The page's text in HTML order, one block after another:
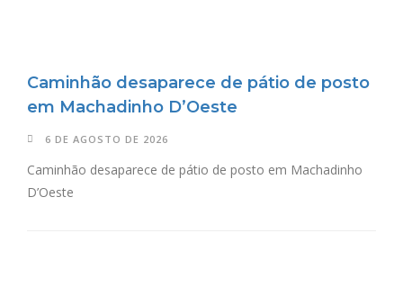
Caminhão desaparece de pátio de posto
em Machadinho D’Oeste
6 DE AGOSTO DE 2026
Caminhão desaparece de pátio de posto em Machadinho
D’Oeste